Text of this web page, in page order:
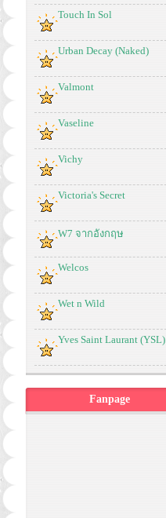
Touch In Sol
Urban Decay (Naked)
Valmont
Vaseline
Vichy
Victoria's Secret
W7 จากอังกฤษ
Welcos
Wet n Wild
Yves Saint Laurant (YSL)
Fanpage